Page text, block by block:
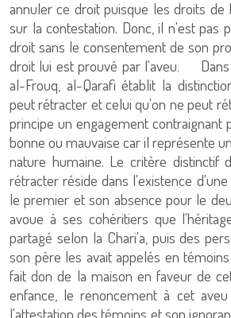
annuler ce droit puisque les droits
sur la contestation. Donc, il n'est pas
droit sans le consentement de son
droit lui est prouvé par l'aveu. Dans
al-Frouq, al-Qarafi établit la
peut rétracter et celui qu'on ne peut
principe un engagement contraignant
bonne ou mauvaise car il représente
nature humaine. Le critère distinctif
rétracter réside dans l'existence
le premier et son absence pour le
avoue à ses cohéritiers que
partagé selon la Chari'a, puis des
son père les avait appelés en
fait don de la maison en faveur de
enfance, le renoncement à cet
l'attestation des témoins et son